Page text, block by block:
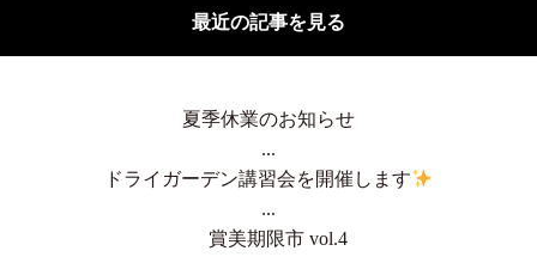
最近の記事を見る
夏季休業のお知らせ
...
ドライガーデン講習会を開催します
...
賞美期限市 vol.4